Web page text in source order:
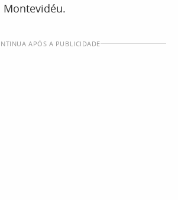
Montevidéu.
APÓS A PUBLICIDADE